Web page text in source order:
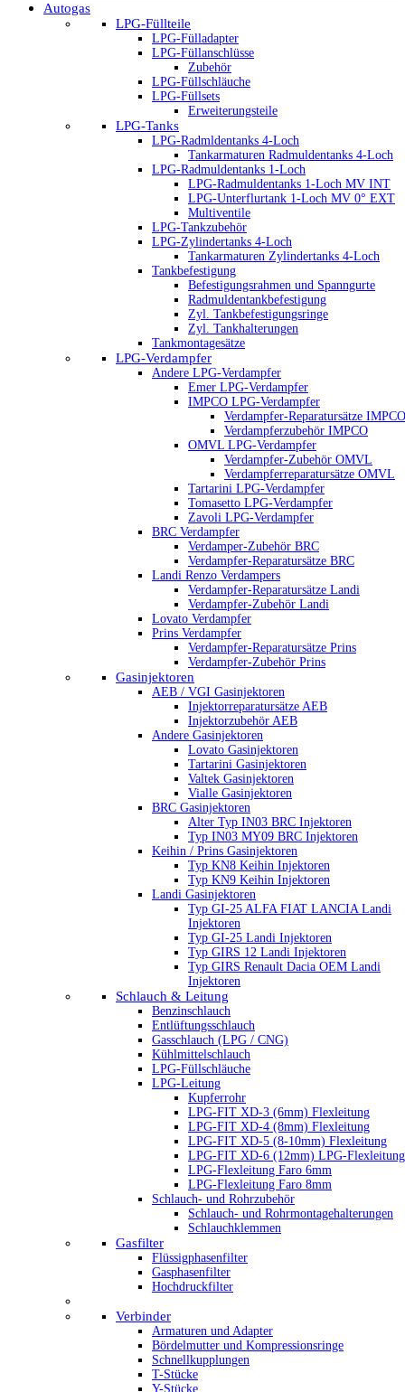
Autogas
LPG-Füllteile
LPG-Fülladapter
LPG-Füllanschlüsse
Zubehör
LPG-Füllschläuche
LPG-Füllsets
Erweiterungsteile
LPG-Tanks
LPG-Radmldentanks 4-Loch
Tankarmaturen Radmuldentanks 4-Loch
LPG-Radmuldentanks 1-Loch
LPG-Radmuldentanks 1-Loch MV INT
LPG-Unterflurtank 1-Loch MV 0° EXT
Multiventile
LPG-Tankzubehör
LPG-Zylindertanks 4-Loch
Tankarmaturen Zylindertanks 4-Loch
Tankbefestigung
Befestigungsrahmen und Spanngurte
Radmuldentankbefestigung
Zyl. Tankbefestigungsringe
Zyl. Tankhalterungen
Tankmontagesätze
LPG-Verdampfer
Andere LPG-Verdampfer
Emer LPG-Verdampfer
IMPCO LPG-Verdampfer
Verdampfer-Reparatursätze IMPCO
Verdampferzubehör IMPCO
OMVL LPG-Verdampfer
Verdampfer-Zubehör OMVL
Verdampferreparatursätze OMVL
Tartarini LPG-Verdampfer
Tomasetto LPG-Verdampfer
Zavoli LPG-Verdampfer
BRC Verdampfer
Verdamper-Zubehör BRC
Verdampfer-Reparatursätze BRC
Landi Renzo Verdampers
Verdampfer-Reparatursätze Landi
Verdampfer-Zubehör Landi
Lovato Verdampfer
Prins Verdampfer
Verdampfer-Reparatursätze Prins
Verdampfer-Zubehör Prins
Gasinjektoren
AEB / VGI Gasinjektoren
Injektorreparatursätze AEB
Injektorzubehör AEB
Andere Gasinjektoren
Lovato Gasinjektoren
Tartarini Gasinjektoren
Valtek Gasinjektoren
Vialle Gasinjektoren
BRC Gasinjektoren
Alter Typ IN03 BRC Injektoren
Typ IN03 MY09 BRC Injektoren
Keihin / Prins Gasinjektoren
Typ KN8 Keihin Injektoren
Typ KN9 Keihin Injektoren
Landi Gasinjektoren
Typ GI-25 ALFA FIAT LANCIA Landi
Injektoren
Typ GI-25 Landi Injektoren
Typ GIRS 12 Landi Injektoren
Typ GIRS Renault Dacia OEM Landi
Injektoren
Schlauch & Leitung
Benzinschlauch
Entlüftungsschlauch
Gasschlauch (LPG / CNG)
Kühlmittelschlauch
LPG-Füllschläuche
LPG-Leitung
Kupferrohr
LPG-FIT XD-3 (6mm) Flexleitung
LPG-FIT XD-4 (8mm) Flexleitung
LPG-FIT XD-5 (8-10mm) Flexleitung
LPG-FIT XD-6 (12mm) LPG-Flexleitung
LPG-Flexleitung Faro 6mm
LPG-Flexleitung Faro 8mm
Schlauch- und Rohrzubehör
Schlauch- und Rohrmontagehalterungen
Schlauchklemmen
Gasfilter
Flüssigphasenfilter
Gasphasenfilter
Hochdruckfilter
Verbinder
Armaturen und Adapter
Bördelmutter und Kompressionsringe
Schnellkupplungen
T-Stücke
Y-Stücke